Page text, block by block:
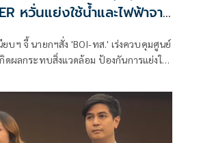
หวั่นแย่งใช้น้ำและไฟฟ้าจาก
บฯ จี้ นายกฯสั่ง 'BOI-ทส.' เร่งควบคุมศูนย์